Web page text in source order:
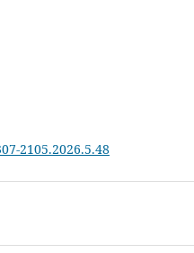
2105.2026.5.48